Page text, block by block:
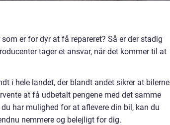
er for dyr at få repareret? Så er der stadig
tager et ansvar, når det kommer til at
i hele landet, der blandt andet sikrer at bilerne
at få udbetalt pengene med det samme
har mulighed for at aflevere din bil, kan du
nemmere og belejligt for dig.